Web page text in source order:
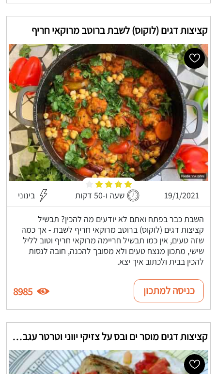
קציצות דגים (לוקוס) לשבת ברוטב מרוקאי חריף
19/1/2021 שעה ו-50 דקות בינוני
השבת כבר בפתח ואתם לא יודעים מה להכין? תבשיל
קציצות דגים (לוקוס) ברוטב מרוקאי חריף לשבת - אך כמה
שזה טעים, אין כמו תבשיל חריימה מרוקאי חריף וטוב לליל
שישי, מתכון מנצח טעים ולא מסובך להכנה, חובה לנסות
להכין בבית ולכתוב איך יצא.
כניסה למתכון 8985
קציצות דגים מוסר ים ובס על צזיקי יווני וטרטר עגבניות חריפות